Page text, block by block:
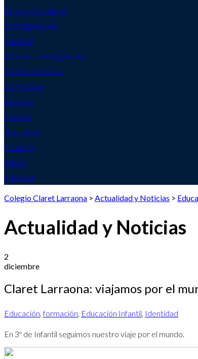
Etapas educativas
Programa KIVA
Pastoral
Idiomas y plurilingüismo
Extraacadémicas
Comunidad
Alumnos
Familias
Actualidad
Servicios
Media
Admisión
Colegio Claret Larraona > Actualidad y Noticias >
Actualidad y Noticias
2
diciembre
Claret Larraona: viajamos por el
Educación ,formación Educación Infantil Identidad
En 3º de Infantil seguimos nuestro viaje por el mundo.